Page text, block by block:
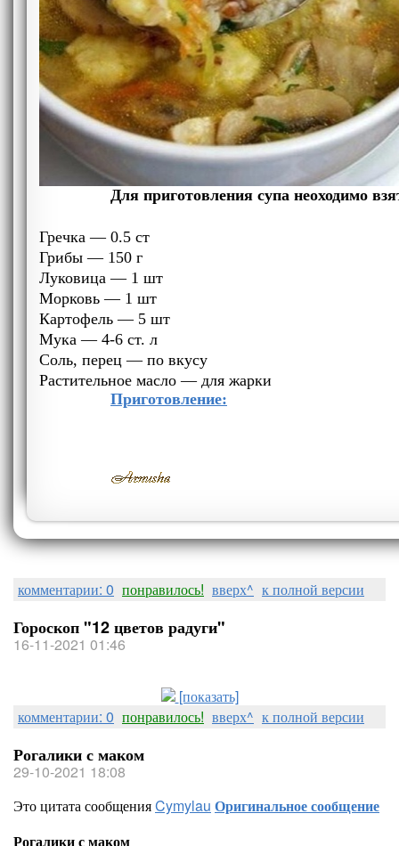
Для приготовления супа неоходимо
Гречка — 0.5 ст
Грибы — 150 г
Луковица — 1 шт
Морковь — 1 шт
Картофель — 5 шт
Мука — 4-6 ст. л
Соль, перец — по вкусу
Растительное масло — для жарки
Приготовление:
комментарии: 0 понравилось! вверх^ к полной версии
Гороскоп "12 цветов радуги"
16-11-2021 01:46
[показать]
комментарии: 0 понравилось! вверх^ к полной версии
Рогалики с маком
29-10-2021 18:08
Это цитата сообщенияCymylau Оригинальное сообщение
Рогалики с маком